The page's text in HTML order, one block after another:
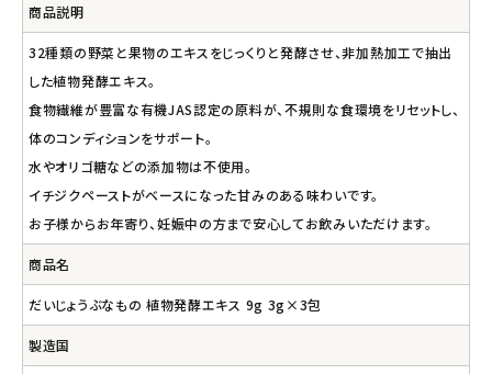
商品説明
32種類の野菜と果物のエキスをじっくりと発酵させ、非加熱加工で抽出
した植物発酵エキス。
食物繊維が豊富な有機JAS認定の原料が、不規則な食環境をリセットし、
体のコンディションをサポート。
水やオリゴ糖などの添加物は不使用。
イチジクペーストがベースになった甘みのある味わいです。
お子様からお年寄り、妊娠中の方まで安心してお飲みいただけます。
商品名
だいじょうぶなもの 植物発酵エキス 9g 3g×3包
製造国